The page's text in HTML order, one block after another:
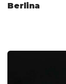
Berlina